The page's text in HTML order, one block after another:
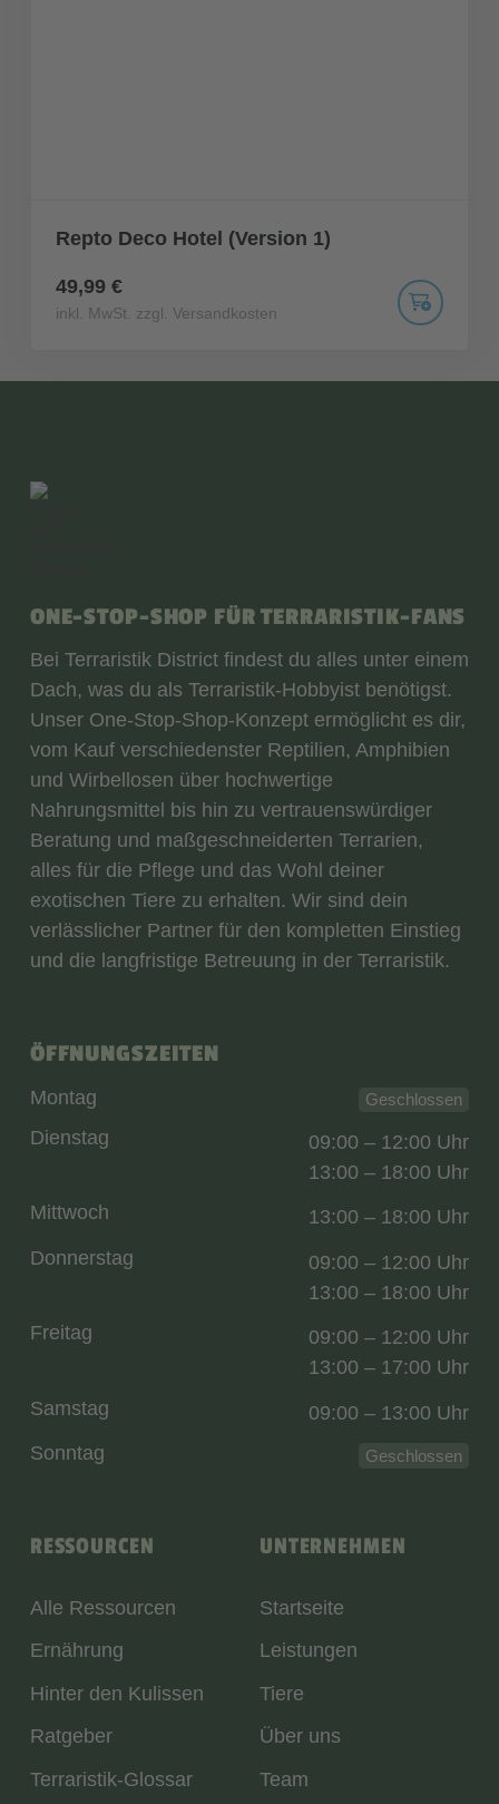
Repto Deco Hotel (Version 1)
49,99 €
inkl. MwSt. zzgl. Versandkosten
ONE-STOP-SHOP FÜR TERRARISTIK-FANS
Bei Terraristik District findest du alles unter einem
Dach, was du als Terraristik-Hobbyist benötigst.
Unser One-Stop-Shop-Konzept ermöglicht es dir,
vom Kauf verschiedenster Reptilien, Amphibien
und Wirbellosen über hochwertige
Nahrungsmittel bis hin zu vertrauenswürdiger
Beratung und maßgeschneiderten Terrarien,
alles für die Pflege und das Wohl deiner
exotischen Tiere zu erhalten. Wir sind dein
verlässlicher Partner für den kompletten Einstieg
und die langfristige Betreuung in der Terraristik.
RESSOURCEN
Alle Ressourcen
Ernährung
Hinter den Kulissen
Ratgeber
Terraristik-Glossar
UNTERNEHMEN
Startseite
Leistungen
Tiere
Über uns
Team
ÖFFNUNGSZEITEN
Montag Geschlossen
Dienstag
09:00 – 12:00 Uhr
13:00 – 18:00 Uhr
Mittwoch
13:00 – 18:00 Uhr
Donnerstag
09:00 – 12:00 Uhr
13:00 – 18:00 Uhr
Freitag
09:00 – 12:00 Uhr
13:00 – 17:00 Uhr
Samstag
09:00 – 13:00 Uhr
Sonntag
Geschlossen